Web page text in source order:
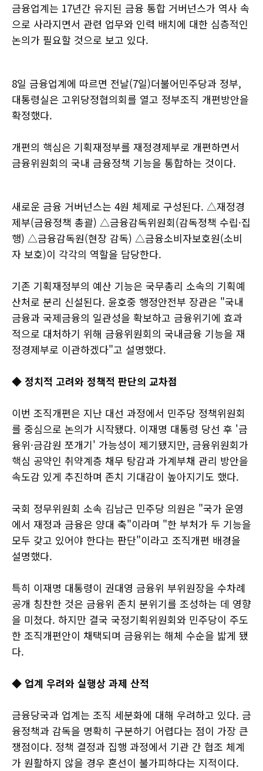
금융업계는 17년간 유지된 금융 통합 거버넌스가 역사 속
으로 사라지면서 관련 업무와 인력 배치에 대한 심층적인
논의가 필요할 것으로 보고 있다.
8일 금융업계에 따르면 전날(7일)더불어민주당과 정부,
대통령실은 고위당정협의회를 열고 정부조직 개편방안을
확정했다.
개편의 핵심은 기획재정부를 재정경제부로 개편하면서
금융위원회의 국내 금융정책 기능을 통합하는 것이다.
새로운 금융 거버넌스는 4원 체제로 구성된다. △재정경
제부(금융정책 총괄) △금융감독위원회(감독정책 수립·집
행) △금융감독원(현장 감독) △금융소비자보호원(소비
자 보호)이 각각의 역할을 담당한다.
기존 기획재정부의 예산 기능은 국무총리 소속의 기획예
산처로 분리 신설된다. 윤호중 행정안전부 장관은 "국내
금융과 국제금융의 일관성을 확보하고 금융위기에 효과
적으로 대처하기 위해 금융위원회의 국내금융 기능을 재
정경제부로 이관하겠다"고 설명했다.
◆ 정치적 고려와 정책적 판단의 교차점
이번 조직개편은 지난 대선 과정에서 민주당 정책위원회
를 중심으로 논의가 시작됐다. 이재명 대통령 당선 후 '금
융위·금감원 쪼개기' 가능성이 제기됐지만, 금융위원회가
핵심 공약인 취약계층 채무 탕감과 가계부채 관리 방안을
속도감 있게 추진하며 존치 기대감이 높아지기도 했다.
국회 정무위원회 소속 김남근 민주당 의원은 "국가 운영
에서 재정과 금융은 양대 축"이라며 "한 부처가 두 기능을
모두 갖고 있어야 한다는 판단"이라고 조직개편 배경을
설명했다.
특히 이재명 대통령이 권대영 금융위 부위원장을 수차례
공개 칭찬한 것은 금융위 존치 분위기를 조성하는 데 영향
을 미쳤다. 하지만 결국 국정기획위원회와 민주당이 주도
한 조직개편안이 채택되며 금융위는 해체 수순을 밟게 됐
다.
◆ 업계 우려와 실행상 과제 산적
금융당국과 업계는 조직 세분화에 대해 우려하고 있다. 금
융정책과 감독을 명확히 구분하기 어렵다는 점이 가장 큰
쟁점이다. 정책 결정과 집행 과정에서 기관 간 협조 체계
가 원활하지 않을 경우 혼선이 불가피하다는 지적이다.